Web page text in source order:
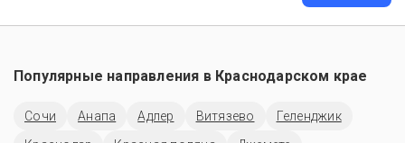
Популярные направления в Краснодарском крае
Сочи Анапа Адлер Витязево
Геленджик